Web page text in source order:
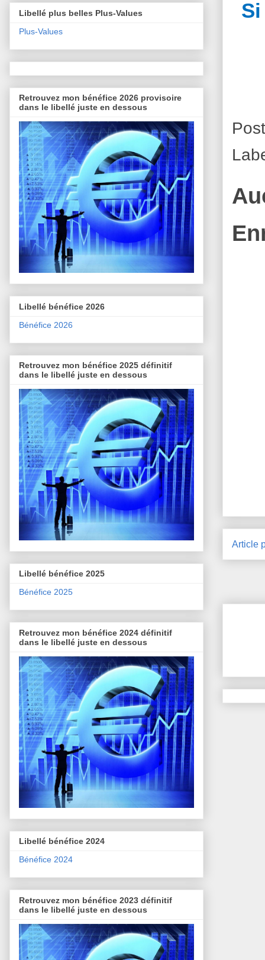
Article
Libellé plus belles Plus-Values
Plus-Values
Retrouvez mon bénéfice 2026 provisoire
dans le libellé juste en dessous
Libellé bénéfice 2026
Bénéfice 2026
Retrouvez mon bénéfice 2025 définitif
dans le libellé juste en dessous
Libellé bénéfice 2025
Bénéfice 2025
Retrouvez mon bénéfice 2024 définitif
dans le libellé juste en dessous
Libellé bénéfice 2024
Bénéfice 2024
Retrouvez mon bénéfice 2023 définitif
dans le libellé juste en dessous